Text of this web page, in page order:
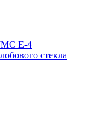
E-4
стекла